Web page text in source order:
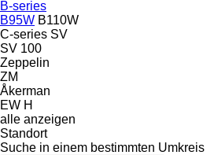
B-series
B95W B110W
C-series SV
SV 100
Zeppelin
ZM
Åkerman
EW H
alle anzeigen
Standort
Suche in einem bestimmten Umkreis